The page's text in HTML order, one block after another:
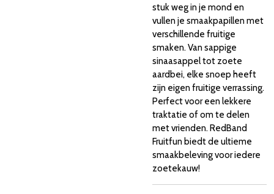
stuk weg in je mond en
vullen je smaakpapillen met
verschillende fruitige
smaken. Van sappige
sinaasappel tot zoete
aardbei, elke snoep heeft
zijn eigen fruitige verrassing.
Perfect voor een lekkere
traktatie of om te delen
met vrienden. RedBand
Fruitfun biedt de ultieme
smaakbeleving voor iedere
zoetekauw!